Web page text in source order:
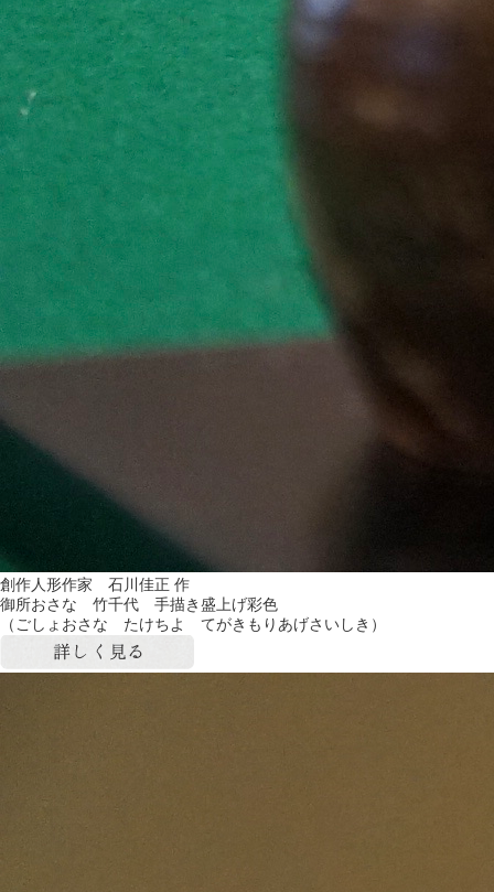
創作人形作家 石川佳正 作
御所おさな 竹千代 手描き盛上げ彩色
（ごしょおさな たけちよ てがきもりあげさいしき）